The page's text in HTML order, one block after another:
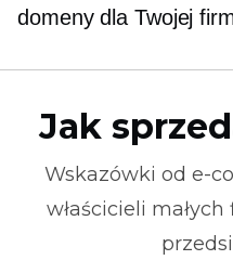
domeny dla Twojej
Jak
Wskazówki od e-
właścicieli